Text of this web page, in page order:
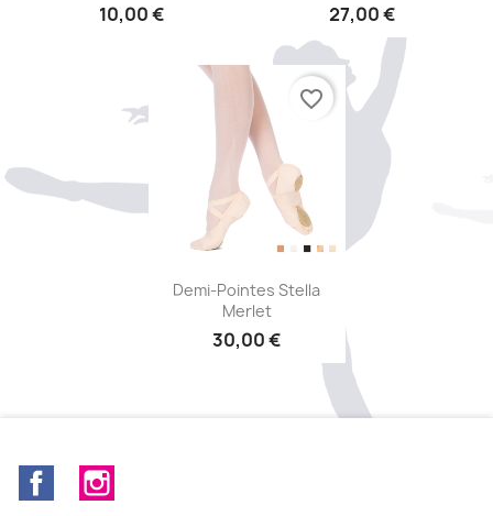
10,00 € 27,00 €
Aperçu rapide
Demi-Pointes Stella
Merlet
30,00 €
favorite_border
Facebook